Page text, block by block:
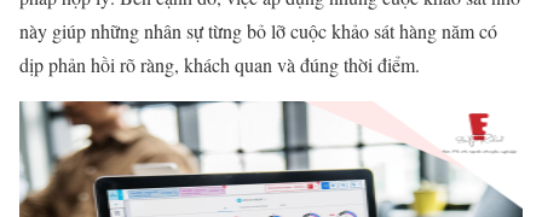
này giúp những nhân sự từng bỏ lỡ cuộc khảo sát hàng năm có
dịp phản hồi rõ ràng, khách quan và đúng thời điểm.